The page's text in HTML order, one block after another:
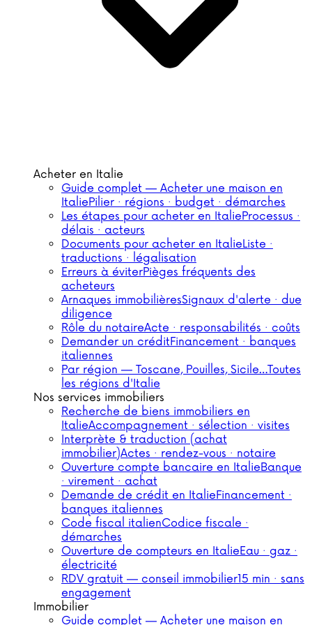
Acheter en Italie
Guide complet — Acheter une maison en
ItaliePilier · régions · budget · démarches
Les étapes pour acheter en ItalieProcessus ·
délais · acteurs
Documents pour acheter en ItalieListe ·
traductions · légalisation
Erreurs à éviterPièges fréquents des
acheteurs
Arnaques immobilièresSignaux d'alerte · due
diligence
Rôle du notaireActe · responsabilités · coûts
Demander un créditFinancement · banques
italiennes
Par région — Toscane, Pouilles, Sicile…Toutes
les régions d'Italie
Nos services immobiliers
Recherche de biens immobiliers en
ItalieAccompagnement · sélection · visites
Interprète & traduction (achat
immobilier)Actes · rendez-vous · notaire
Ouverture compte bancaire en ItalieBanque
· virement · achat
Demande de crédit en ItalieFinancement ·
banques italiennes
Code fiscal italienCodice fiscale ·
démarches
Ouverture de compteurs en ItalieEau · gaz ·
électricité
RDV gratuit — conseil immobilier15 min · sans
engagement
Immobilier
Guide complet — Acheter une maison en